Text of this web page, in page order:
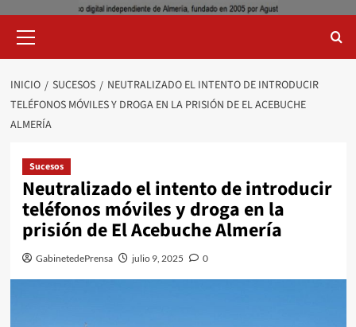
primario
INICIO SUCESOS
NEUTRALIZADO EL INTENTO DE INTRODUCIR
TELÉFONOS MÓVILES Y DROGA EN LA PRISIÓN DE EL ACEBUCHE
ALMERÍA
Sucesos
Neutralizado el intento de introducir
teléfonos móviles y droga en la
prisión de El Acebuche Almería
GabinetedePrensa julio 9, 2025 0